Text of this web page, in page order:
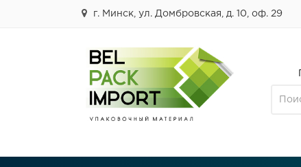
г. Минск, ул. Домбровская, д. 10, оф. 29